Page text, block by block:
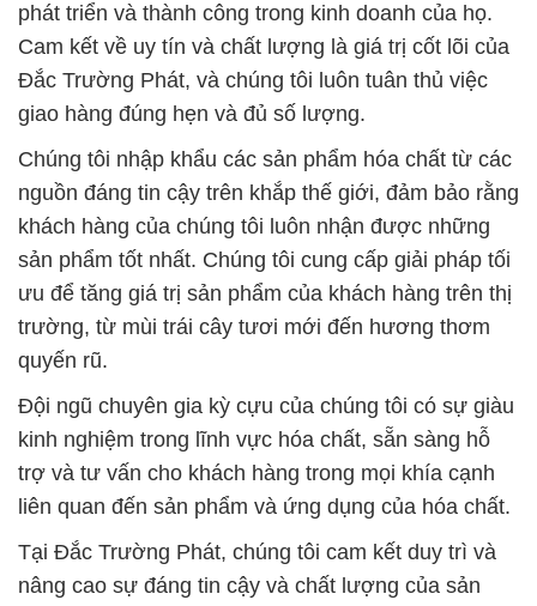
phát triển và thành công trong kinh doanh của họ.
Cam kết về uy tín và chất lượng là giá trị cốt lõi của
Đắc Trường Phát, và chúng tôi luôn tuân thủ việc
giao hàng đúng hẹn và đủ số lượng.
Chúng tôi nhập khẩu các sản phẩm hóa chất từ các
nguồn đáng tin cậy trên khắp thế giới, đảm bảo rằng
khách hàng của chúng tôi luôn nhận được những
sản phẩm tốt nhất. Chúng tôi cung cấp giải pháp tối
ưu để tăng giá trị sản phẩm của khách hàng trên thị
trường, từ mùi trái cây tươi mới đến hương thơm
quyến rũ.
Đội ngũ chuyên gia kỳ cựu của chúng tôi có sự giàu
kinh nghiệm trong lĩnh vực hóa chất, sẵn sàng hỗ
trợ và tư vấn cho khách hàng trong mọi khía cạnh
liên quan đến sản phẩm và ứng dụng của hóa chất.
Tại Đắc Trường Phát, chúng tôi cam kết duy trì và
nâng cao sự đáng tin cậy và chất lượng của sản